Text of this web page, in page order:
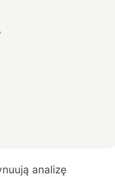
analizę